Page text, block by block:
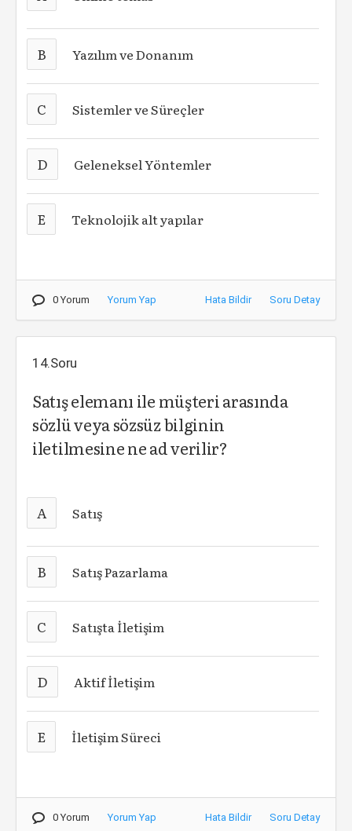
B Yazılım ve Donanım
C Sistemler ve Süreçler
D Geleneksel Yöntemler
E Teknolojik alt yapılar
0 Yorum Yorum Yap Hata Bildir Soru Detay
14.Soru
Satış elemanı ile müşteri arasında
sözlü veya sözsüz bilginin
iletilmesine ne ad verilir?
A Satış
B Satış Pazarlama
C Satışta İletişim
D Aktif İletişim
E İletişim Süreci
0 Yorum Yorum Yap Hata Bildir Soru Detay